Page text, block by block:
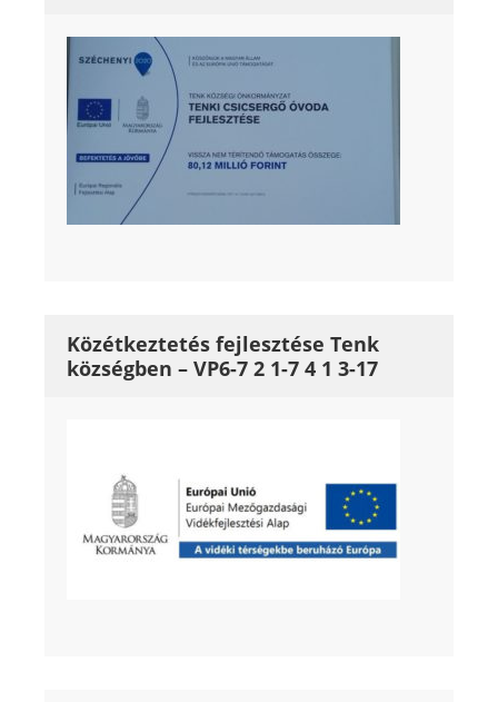
Közétkeztetés fejlesztése Tenk
községben – VP6-7 2 1-7 4 1 3-17